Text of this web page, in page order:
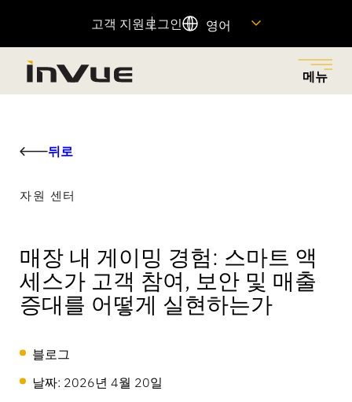
고객 지원로그인 영어
메뉴
즈니스 솔루션을 탐색하세요.
자산 보호
다.
모두 보기
추천 제품
OnePOD
리 팀에 합류할 수 있는 방법을 알아보세요.
회사 소개
자원 센터
뒤로
자원 센터
매장 내 게이밍 경험: 스마트 액
세스가 고객 참여, 보안 및 매출
증대를 어떻게 실현하는가
블로그
날짜: 2026년 4월 20일